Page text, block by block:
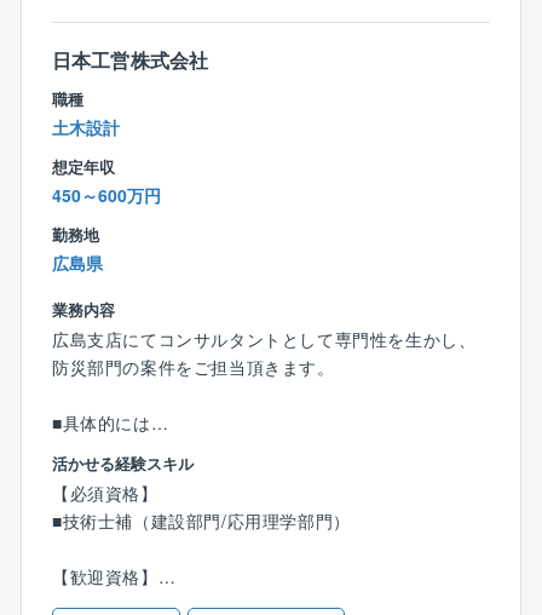
など、ライフイベントに合わせた柔軟な働き方を支援
しており、長期的なキャリア形成が可能です。
◇成長を加速させる「人材育成への投資」と「挑戦で
きる環境」
■充実した研修制度：階層別研修やスキルアップ研修が
整っており、未経験からでも安心して専門知識を習得
できます。
給はもちろん、学習サポート体制が充実しており、技
術者としての市場価値を高められます。
プロジェクトの全体像に関わり、主体的に業務に取り
ンに挑戦できます。
【中央開発社について】
や防災関連の事業にも取り組んでいます。
日本工営株式会社
職種
土木設計
想定年収
450～600万円
勤務地
広島県
業務内容
広島支店にてコンサルタントとして専門性を生かし、
防災部門の案件をご担当頂きます。
■具体的には
対象事業は、地すべり対策事業、河川事業、道路事業
となります。
国・県および市町村から受注した、地すべり・急傾
斜、ダム貯水池の斜面安定、道路防災等の案件に対応
活かせる経験スキル
【必須資格】
■技術士補（建設部門/応用理学部門）
【歓迎資格】
■技術士（建設部門/応用理学部門）